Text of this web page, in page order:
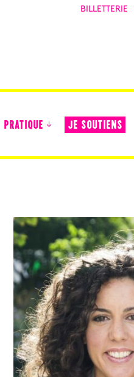
BILLETTERIE
PRATIQUE JE SOUTIENS